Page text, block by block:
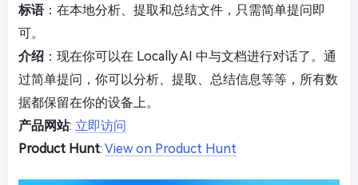
标语：在本地分析、提取和总结文件，只需简单提问即
可。
介绍 ：现在你可以在 Locally AI 中与文档进行对话了。通
过简单提问，你可以分析、提取、总结信息等等，所有数
据都保留在你的设备上。
产品网站: 立即访问
Product Hunt: View on Product Hunt